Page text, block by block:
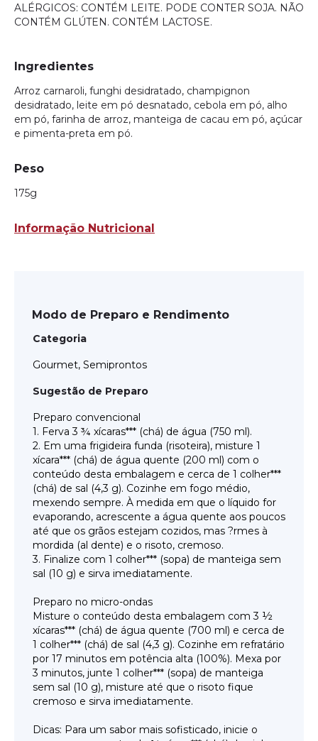
ALÉRGICOS: CONTÉM LEITE. PODE CONTER SOJA. NÃO
CONTÉM GLÚTEN. CONTÉM LACTOSE.
Ingredientes
Arroz carnaroli, funghi desidratado, champignon
desidratado, leite em pó desnatado, cebola em pó, alho
em pó, farinha de arroz, manteiga de cacau em pó, açúcar
e pimenta-preta em pó.
Peso
175g
Informação Nutricional
Modo de Preparo e Rendimento
Categoria
Gourmet, Semiprontos
Sugestão de Preparo
Preparo convencional
1. Ferva 3 ¾ xícaras*** (chá) de água (750 ml).
2. Em uma frigideira funda (risoteira), misture 1
xícara*** (chá) de água quente (200 ml) com o
conteúdo desta embalagem e cerca de 1 colher***
(chá) de sal (4,3 g). Cozinhe em fogo médio,
mexendo sempre. À medida em que o líquido for
evaporando, acrescente a água quente aos poucos
até que os grãos estejam cozidos, mas ?rmes à
mordida (al dente) e o risoto, cremoso.
3. Finalize com 1 colher*** (sopa) de manteiga sem
sal (10 g) e sirva imediatamente.
Preparo no micro-ondas
Misture o conteúdo desta embalagem com 3 ½
xícaras*** (chá) de água quente (700 ml) e cerca de
1 colher*** (chá) de sal (4,3 g). Cozinhe em refratário
por 17 minutos em potência alta (100%). Mexa por
3 minutos, junte 1 colher*** (sopa) de manteiga
sem sal (10 g), misture até que o risoto fique
cremoso e sirva imediatamente.
Dicas: Para um sabor mais sofisticado, inicie o